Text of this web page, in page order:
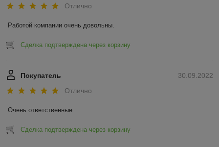
Отлично
Работой компании очень довольны.
Сделка подтверждена через корзину
30.09.2022
Покупатель
Отлично
Очень ответственные
Сделка подтверждена через корзину